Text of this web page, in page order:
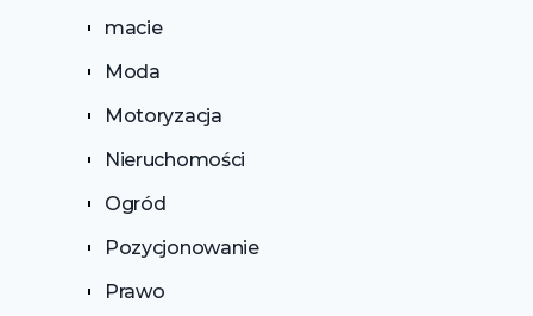
macie
Moda
Motoryzacja
Nieruchomości
Ogród
Pozycjonowanie
Prawo